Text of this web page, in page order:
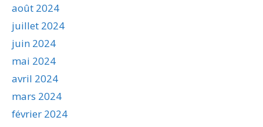
août 2024
juillet 2024
juin 2024
mai 2024
avril 2024
mars 2024
février 2024